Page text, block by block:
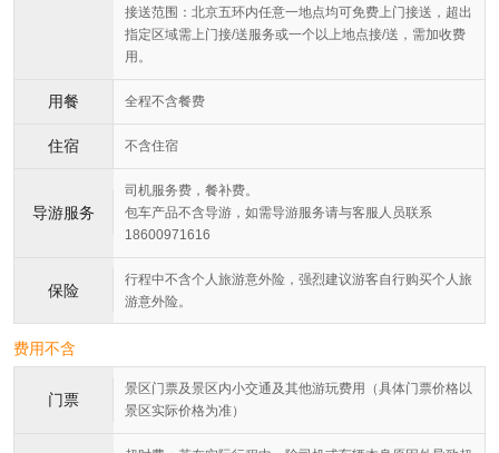
接送范围：北京五环内任意一地点均可免费上门接送，超出
指定区域需上门接/送服务或一个以上地点接/送，需加收费
用。
用餐 全程不含餐费
住宿 不含住宿
导游服务
司机服务费，餐补费。
包车产品不含导游，如需导游服务请与客服人员联系
18600971616
保险
行程中不含个人旅游意外险，强烈建议游客自行购买个人旅
游意外险。
费用不含
门票
景区门票及景区内小交通及其他游玩费用（具体门票价格以
景区实际价格为准）